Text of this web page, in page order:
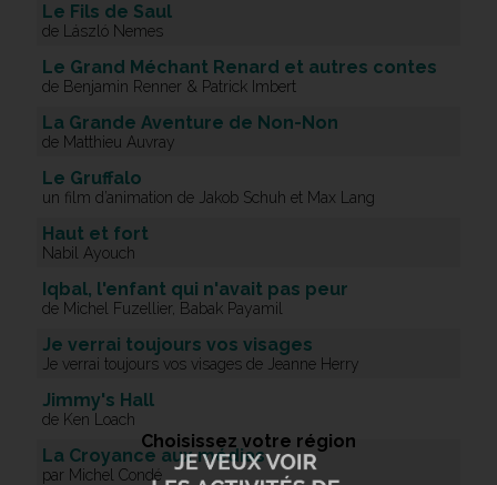
Le Fils de Saul
de László Nemes
Le Grand Méchant Renard et autres contes
de Benjamin Renner & Patrick Imbert
La Grande Aventure de Non-Non
de Matthieu Auvray
Le Gruffalo
un film d’animation de Jakob Schuh et Max Lang
Haut et fort
Nabil Ayouch
Iqbal, l'enfant qui n'avait pas peur
de Michel Fuzellier, Babak Payamil
Je verrai toujours vos visages
Je verrai toujours vos visages de Jeanne Herry
Jimmy's Hall
de Ken Loach
La Croyance aux médias
par Michel Condé
Choisissez votre région